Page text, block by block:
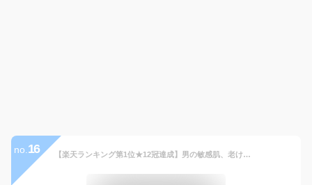
no. 16 【楽天ランキング第1位★12冠達成】男の敏感肌、老け顔対策に。ワンランク上のオールインワン。エイジングケア 化粧水 メンズ スキンケア 男性 オールインワン おすすめ 男性用 化粧品 ジェル ローション 保湿 乾燥 肌 目元 メンズ化粧品 メンズコスメ 【送料無料】